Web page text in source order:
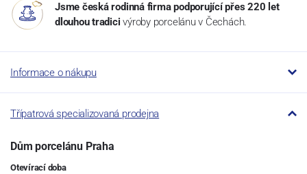
Jsme česká rodinná firma podporující přes 220 let
dlouhou tradici výroby porcelánu v Čechách.
Informace o nákupu
Třípatrová specializovaná prodejna
Dům porcelánu Praha
Otevírací doba